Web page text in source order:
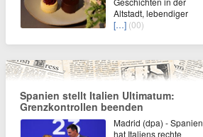
Altstadt, lebendiger
[…] (00)
Spanien stellt Italien Ultimatum:
Grenzkontrollen beenden
Madrid (dpa) - Spanien
hat Italiens rechte